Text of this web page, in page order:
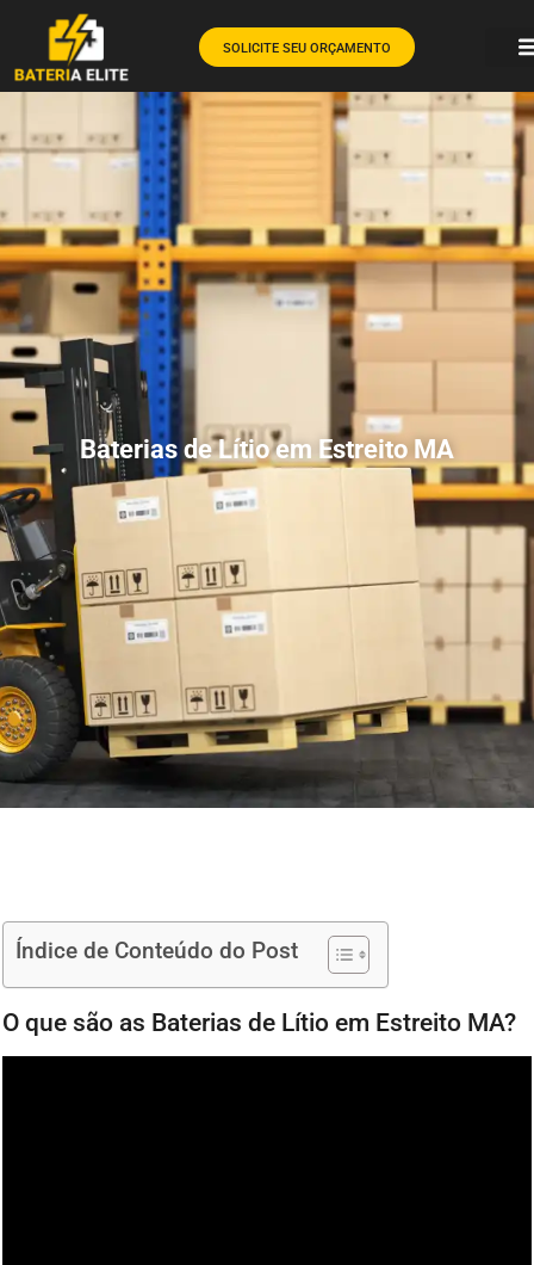
SOLICITE SEU ORÇAMENTO
Baterias de Lítio em Estreito MA
Índice de Conteúdo do Post
O que são as Baterias de Lítio em Estreito MA?